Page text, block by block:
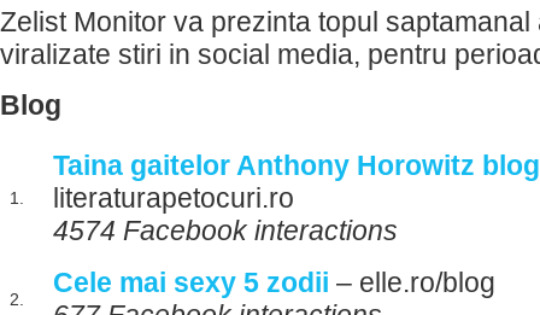
Zelist Monitor va prezinta topul saptamanal
viralizate stiri in social media, pentru
Blog
1.
Taina gaitelor Anthony Horowitz
literaturapetocuri.ro
4574 Facebook interactions
2.
Cele mai sexy 5 zodii – elle.ro/blog